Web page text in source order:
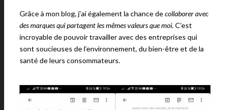
Grâce à mon blog, j’ai également la chance decollaborer avec
des marques qui partagent les mêmes valeurs que moi. C’est
incroyable de pouvoir travailler avec des entreprises qui
sont soucieuses de l’environnement, du bien-être et de la
santé de leurs consommateurs.